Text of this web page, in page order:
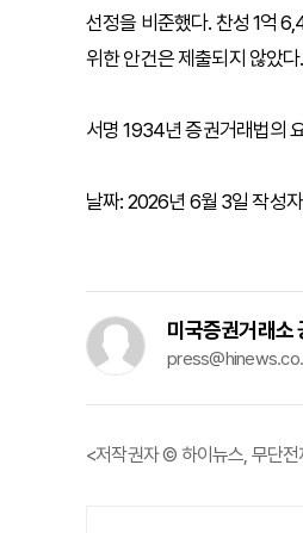
선정을 비준했다. 찬성 1억
위한 안건은 제출되지 않았다.
서명 1934년 증권거래법의
날짜: 2026년 6월 3일 작성
미국증권거래소
<저작권자 © 하이뉴스, 무단